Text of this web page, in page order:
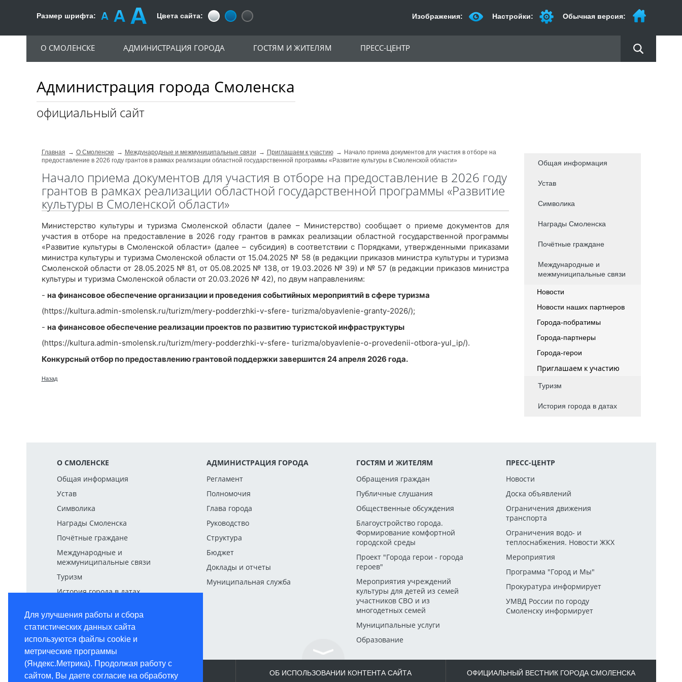
Для улучшения работы и сбора
статистических данных сайта
используются файлы cookie и
метрические программы
(Яндекс.Метрика). Продолжая работу с
сайтом, Вы даете согласие на обработку
Размер шрифта: Цвета сайта: Изображения: Настройки: Обычная версия:
Администрация города Смоленска
официальный сайт
О СМОЛЕНСКЕ АДМИНИСТРАЦИЯ ГОРОДА ГОСТЯМ И ЖИТЕЛЯМ ПРЕСС-ЦЕНТР
Главная О Смоленске Международные и межмуниципальные связи Приглашаем к участию
Начало приема документов для участия в отборе на
предоставление в 2026 году грантов в рамках реализации областной государственной программы «Развитие культуры в Смоленской области»
Начало приема документов для участия в отборе на предоставление в 2026 году
грантов в рамках реализации областной государственной программы «Развитие
культуры в Смоленской области»
Министерство культуры и туризма Смоленской области (далее – Министерство) сообщает о приеме документов для
участия в отборе на предоставление в 2026 году грантов в рамках реализации областной государственной программы
«Развитие культуры в Смоленской области» (далее – субсидия) в соответствии с Порядками, утвержденными приказами
министра культуры и туризма Смоленской области от 15.04.2025 № 58 (в редакции приказов министра культуры и туризма
Смоленской области от 28.05.2025 № 81, от 05.08.2025 № 138, от 19.03.2026 № 39) и № 57 (в редакции приказов министра
культуры и туризма Смоленской области от 20.03.2026 № 42), по двум направлениям:
- на финансовое обеспечение организации и проведения событийных мероприятий в сфере туризма
(https://kultura.admin-smolensk.ru/turizm/mery-podderzhki-v-sfere- turizma/obyavlenie-granty-2026/);
- на финансовое обеспечение реализации проектов по развитию туристской инфраструктуры
(https://kultura.admin-smolensk.ru/turizm/mery-podderzhki-v-sfere- turizma/obyavlenie-o-provedenii-otbora-yul_ip/).
Конкурсный отбор по предоставлению грантовой поддержки завершится 24 апреля 2026 года.
Назад
Общая информация
Устав
Символика
Награды Смоленска
Почётные граждане
Международные и
межмуниципальные связи
Новости
Новости наших партнеров
Города-побратимы
Города-партнеры
Города-герои
Приглашаем к участию
Туризм
История города в датах
О СМОЛЕНСКЕ
Общая информация
Устав
Символика
Награды Смоленска
Почётные граждане
Международные и
межмуниципальные связи
Туризм
История города в датах
АДМИНИСТРАЦИЯ ГОРОДА
Регламент
Полномочия
Глава города
Руководство
Структура
Бюджет
Доклады и отчеты
Муниципальная служба
ГОСТЯМ И ЖИТЕЛЯМ
Обращения граждан
Публичные слушания
Общественные обсуждения
Благоустройство города.
Формирование комфортной
городской среды
Проект "Города герои - города
героев"
Мероприятия учреждений
культуры для детей из семей
участников СВО и из
многодетных семей
Муниципальные услуги
Образование
ПРЕСС-ЦЕНТР
Новости
Доска объявлений
Ограничения движения
транспорта
Ограничения водо- и
теплоснабжения. Новости ЖКХ
Мероприятия
Программа "Город и Мы"
Прокуратура информирует
УМВД России по городу
Смоленску информирует
КОНТАКТНАЯ ИНФОРМАЦИЯ ОБ ИСПОЛЬЗОВАНИИ КОНТЕНТА САЙТА ОФИЦИАЛЬНЫЙ ВЕСТНИК ГОРОДА СМОЛЕНСКА